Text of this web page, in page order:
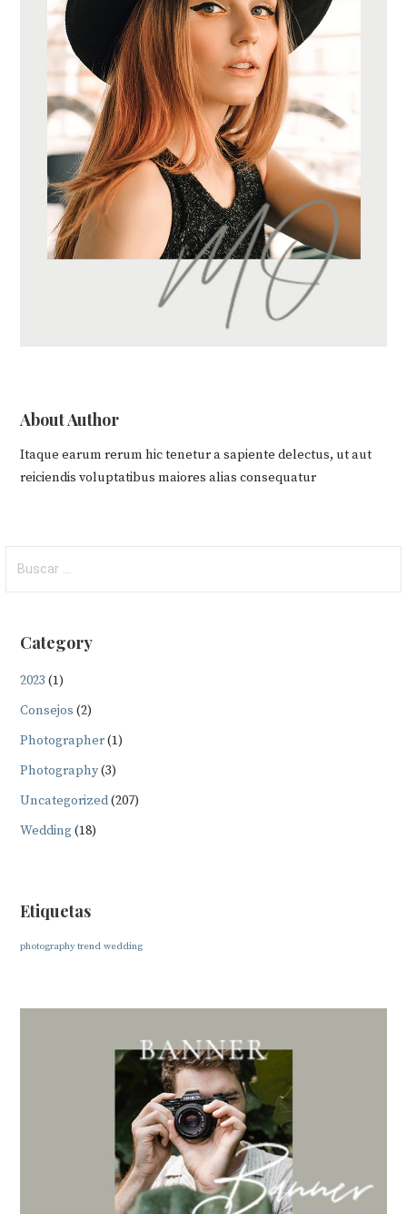
About Author
Itaque earum rerum hic tenetur a sapiente delectus, ut aut
reiciendis voluptatibus maiores alias consequatur
Category
2023 (1)
Consejos (2)
Photographer(1)
Photography(3)
Uncategorized(207)
Wedding (18)
Etiquetas
photography trend wedding